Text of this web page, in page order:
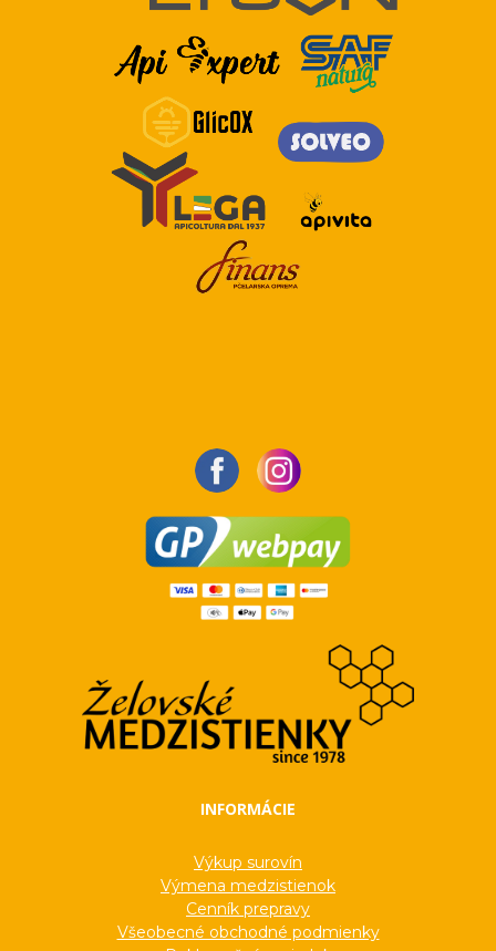
INFORMÁCIE
Výkup surovín
Výmena medzistienok
Cenník prepravy
Všeobecné obchodné podmienky